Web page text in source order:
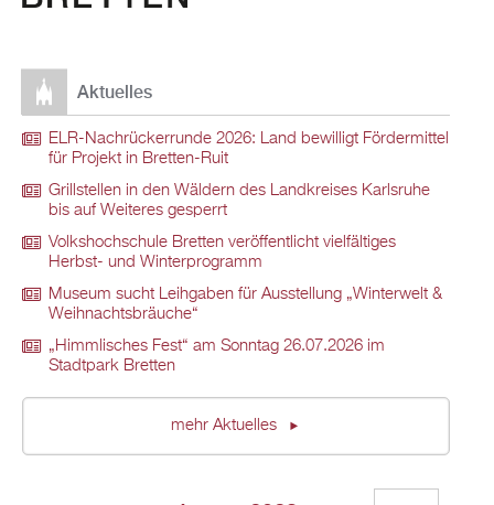
Aktuelles
ELR-Nachrückerrunde 2026: Land bewilligt Fördermittel
für Projekt in Bretten-Ruit
Grillstellen in den Wäldern des Landkreises Karlsruhe
bis auf Weiteres gesperrt
Volkshochschule Bretten veröffentlicht vielfältiges
Herbst- und Winterprogramm
Museum sucht Leihgaben für Ausstellung „Winterwelt &
Weihnachtsbräuche“
„Himmlisches Fest“ am Sonntag 26.07.2026 im
Stadtpark Bretten
mehr Aktuelles